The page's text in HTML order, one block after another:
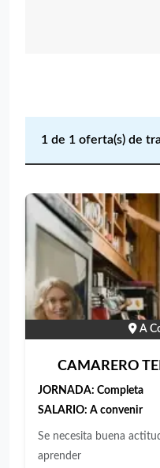
1 de 1 oferta(s) de
A
CAMARERO
JORNADA: Completa
SALARIO: A convenir
Se necesita buena
aprender